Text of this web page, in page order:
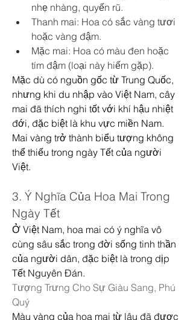
nhẹ nhàng, quyến rũ.
Thanh mai: Hoa có sắc vàng tươi
hoặc vàng đậm.
Mặc mai: Hoa có màu đen hoặc
tím đậm (loại này hiếm gặp).
Mặc dù có nguồn gốc từ Trung Quốc,
nhưng khi du nhập vào Việt Nam, cây
mai đã thích nghi tốt với khí hậu nhiệt
đới, đặc biệt là khu vực miền Nam.
Mai vàng trở thành biểu tượng không
thể thiếu trong ngày Tết của người
Việt.
3. Ý Nghĩa Của Hoa Mai Trong
Ngày Tết
Ở Việt Nam, hoa mai có ý nghĩa vô
cùng sâu sắc trong đời sống tinh thần
của người dân, đặc biệt là trong dịp
Tết Nguyên Đán.
Tượng Trưng Cho Sự Giàu Sang, Phú
Quý
Màu vàng của hoa mai từ lâu đã được